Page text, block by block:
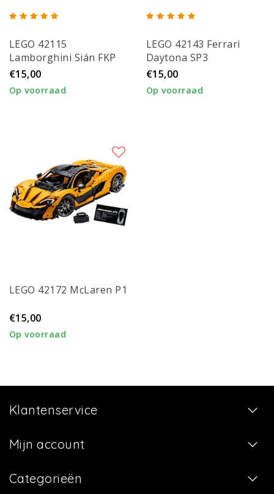
LEGO 42115
Lamborghini Sián FKP
37
€15,00
Op voorraad
LEGO 42143 Ferrari
Daytona SP3
€15,00
Op voorraad
LEGO 42172 McLaren P1
€15,00
Op voorraad
Klantenservice
Mijn account
Categorieën